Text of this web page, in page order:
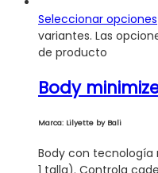
Seleccionar opciones
variantes. Las
de producto
Body
Marca: Lilyette by Bali
Body con